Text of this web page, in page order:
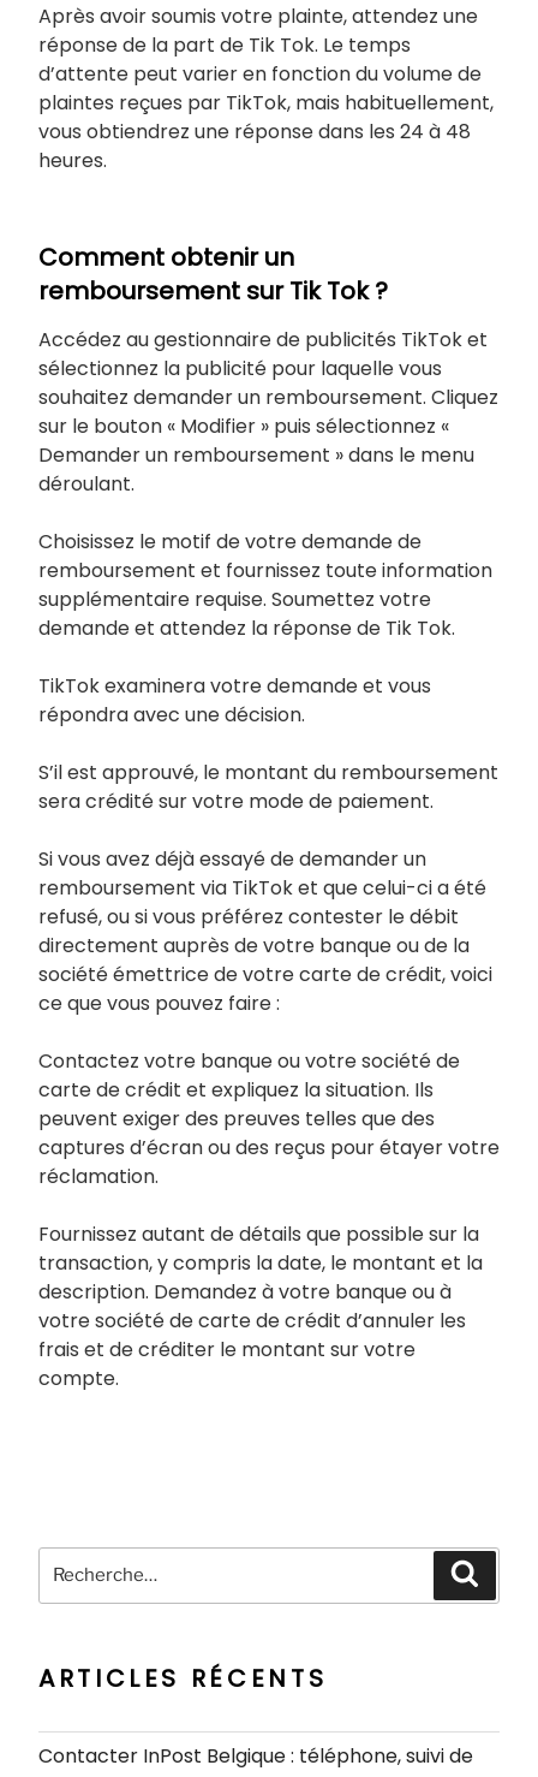
Après avoir soumis votre plainte, attendez une
réponse de la part de Tik Tok. Le temps
d’attente peut varier en fonction du volume de
plaintes reçues par TikTok, mais habituellement,
vous obtiendrez une réponse dans les 24 à 48
heures.
Comment obtenir un
remboursement sur Tik Tok ?
Accédez au gestionnaire de publicités TikTok et
sélectionnez la publicité pour laquelle vous
souhaitez demander un remboursement. Cliquez
sur le bouton « Modifier » puis sélectionnez «
Demander un remboursement » dans le menu
déroulant.
Choisissez le motif de votre demande de
remboursement et fournissez toute information
supplémentaire requise. Soumettez votre
demande et attendez la réponse de Tik Tok.
TikTok examinera votre demande et vous
répondra avec une décision.
S’il est approuvé, le montant du remboursement
sera crédité sur votre mode de paiement.
Si vous avez déjà essayé de demander un
remboursement via TikTok et que celui-ci a été
refusé, ou si vous préférez contester le débit
directement auprès de votre banque ou de la
société émettrice de votre carte de crédit, voici
ce que vous pouvez faire :
Contactez votre banque ou votre société de
carte de crédit et expliquez la situation. Ils
peuvent exiger des preuves telles que des
captures d’écran ou des reçus pour étayer votre
réclamation.
Fournissez autant de détails que possible sur la
transaction, y compris la date, le montant et la
description. Demandez à votre banque ou à
votre société de carte de crédit d’annuler les
frais et de créditer le montant sur votre
compte.
Recherche
pour
ARTICLES RÉCENTS
Contacter InPost Belgique : téléphone, suivi de